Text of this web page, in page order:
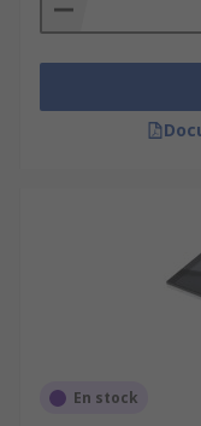
En stock